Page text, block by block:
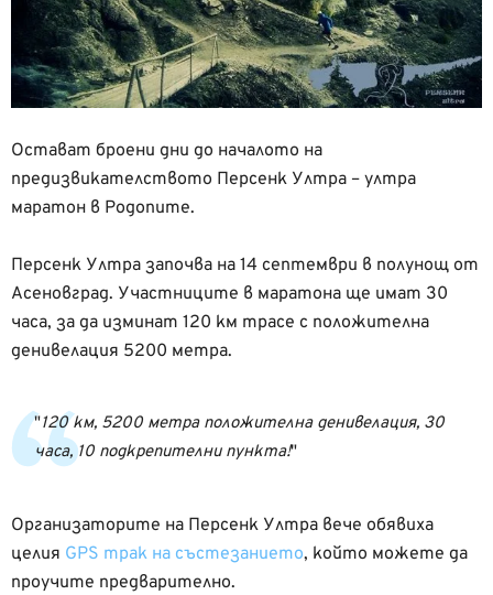
Остават броени дни до началото на
предизвикателството Персенк Ултра – ултра
маратон в Родопите.
Персенк Ултра започва на 14 септември в полунощ от
Асеновград. Участниците в маратона ще имат 30
часа, за да изминат 120 км трасе с положителна
денивелация 5200 метра.
120 км, 5200 метра положителна денивелация, 30
часа, 10 подкрепителни пункта!
Организаторите на Персенк Ултра вече обявиха
целия GPS трак на състезанието, който можете да
проучите предварително.